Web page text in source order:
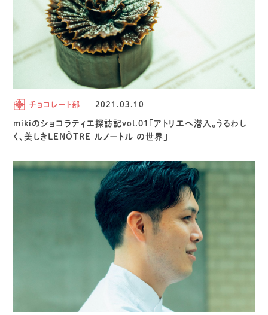
チョコレート部 2021.03.10
mikiのショコラティエ探訪記vol.01「アトリエへ潜入。うるわし
く、美しきLENÔTRE ルノートル の世界」